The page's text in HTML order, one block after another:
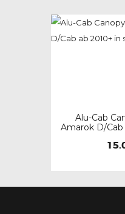
Alu-Cab
Amarok D/